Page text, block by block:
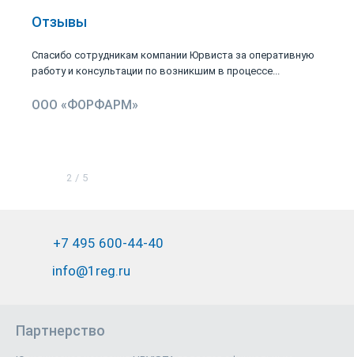
Отзывы
Спасибо сотрудникам компании Юрвиста за оперативную
работу и консультации по возникшим в процессе...
ООО «ФОРФАРМ»
2 / 5
+7 495 600-44-40
info@1reg.ru
Партнерство